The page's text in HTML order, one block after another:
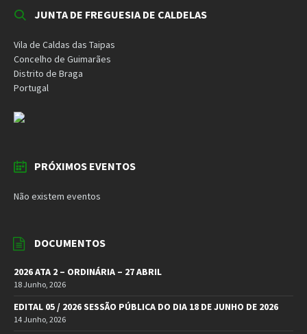
JUNTA DE FREGUESIA DE CALDELAS
Vila de Caldas das Taipas
Concelho de Guimarães
Distrito de Braga
Portugal
PRÓXIMOS EVENTOS
Não existem eventos
DOCUMENTOS
2026 ATA 2 – ORDINÁRIA – 27 ABRIL
18 Junho, 2026
EDITAL 05 / 2026 SESSÃO PÚBLICA DO DIA 18 DE JUNHO DE 2026
14 Junho, 2026